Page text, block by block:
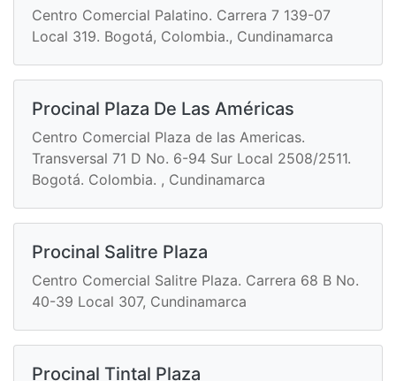
Centro Comercial Palatino. Carrera 7 139-07
Local 319. Bogotá, Colombia., Cundinamarca
Procinal Plaza De Las Américas
Centro Comercial Plaza de las Americas.
Transversal 71 D No. 6-94 Sur Local 2508/2511.
Bogotá. Colombia. , Cundinamarca
Procinal Salitre Plaza
Centro Comercial Salitre Plaza. Carrera 68 B No.
40-39 Local 307, Cundinamarca
Procinal Tintal Plaza